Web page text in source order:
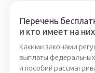
Перечень
и кто имеет на
Какими законами
выплаты
и пособий